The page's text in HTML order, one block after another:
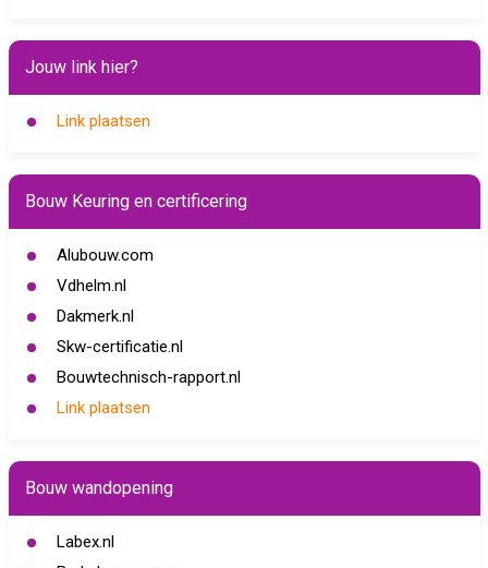
Jouw link hier?
Link plaatsen
Bouw Keuring en certificering
Alubouw.com
Vdhelm.nl
Dakmerk.nl
Skw-certificatie.nl
Bouwtechnisch-rapport.nl
Link plaatsen
Bouw wandopening
Labex.nl